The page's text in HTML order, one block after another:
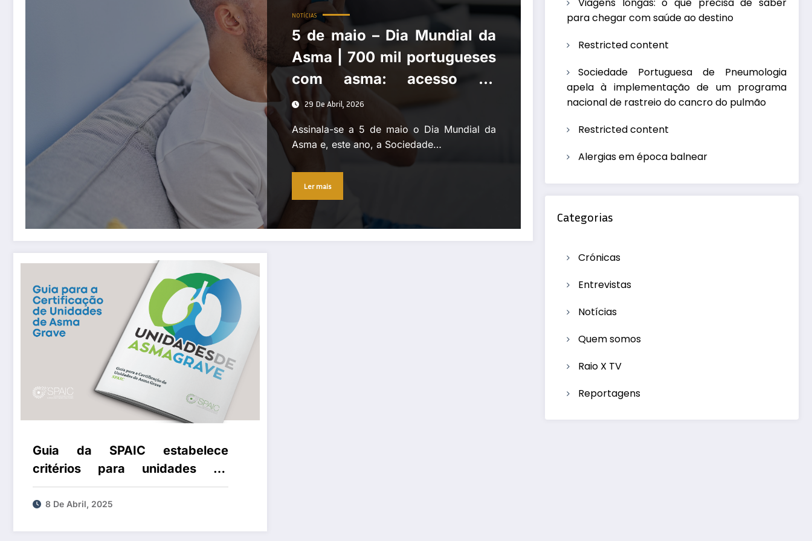
NOTÍCIAS
5 de maio – Dia Mundial da
Asma | 700 mil portugueses
com asma: acesso ao
tratamento continua
insuficiente
29 De Abril, 2026
Assinala-se a 5 de maio o Dia Mundial da
Asma e, este ano, a Sociedade…
Ler mais
Guia da SPAIC estabelece
critérios para unidades de
referência no tratamento da
asma grave
8 De Abril, 2025
Viagens longas: o que precisa de saber
para chegar com saúde ao destino
Restricted content
Sociedade Portuguesa de Pneumologia
apela à implementação de um programa
nacional de rastreio do cancro do pulmão
Restricted content
Alergias em época balnear
Categorias
Crónicas
Entrevistas
Notícias
Quem somos
Raio X TV
Reportagens